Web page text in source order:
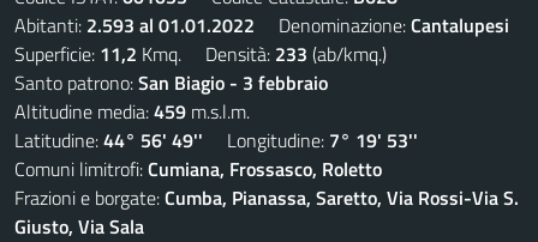
Abitanti: 2.593 al 01.01.2022 Denominazione:Cantalupesi
Superficie: 11,2 Kmq. Densità: 233 (ab/kmq.)
Santo patrono:San Biagio - 3 febbraio
Altitudine media:459 m.s.l.m.
Latitudine:44° 56' 49'' Longitudine: 7° 19' 53''
Comuni limitrofi:Cumiana, Frossasco, Roletto
Frazioni e borgate:Cumba, Pianassa, Saretto, Via Rossi-Via S.
Giusto, Via Sala